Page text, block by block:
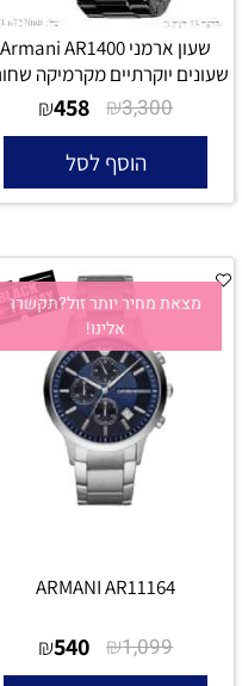
שעון ארמני Armani AR1400
שעונים יוקרתיים מקרמיקה
₪3,300
₪458
הוסף לסל
מצאת מחיר יותר זול?תקשרו
אלינו!
ARMANI AR11164
₪1,099
₪540